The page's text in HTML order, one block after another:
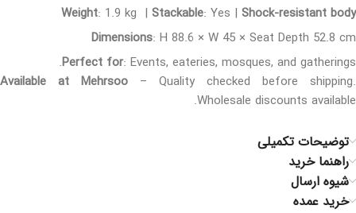
Weight: 1.9 kg | Stackable: Yes | Shock-resistant body
Dimensions: H 88.6 × W 45 × Seat Depth 52.8 cm
Perfect for: Events, eateries, mosques, and gatherings.
Available at Mehrsoo – Quality checked before shipping.
Wholesale discounts available.
توضیحات تکمیلی
راهنما خرید
شیوه ارسال
خرید عمده